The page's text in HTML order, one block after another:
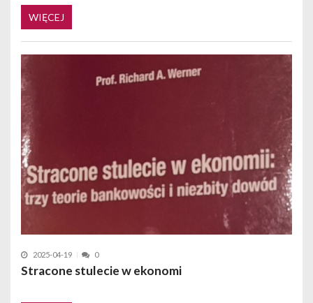
WIĘCEJ
2025-04-19 0
Stracone stulecie w ekonomi